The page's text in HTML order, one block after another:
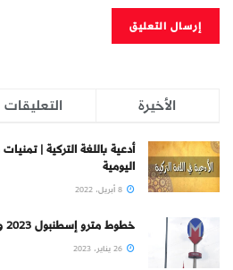
التعليقات الأخيرة
أدعية باللغة التركية |
اليومية
خطوط مترو إسطنبول 2023 ومحطاته